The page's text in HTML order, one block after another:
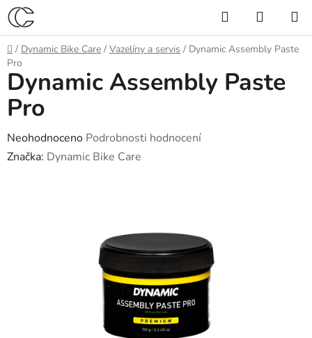
Přejít
na
obsah
Hledat
KOŠÍK
Domů
/ Dynamic Bike Care / Vazelíny a servis / Dynamic Assembly Paste
Pro
Dynamic Assembly Paste
Pro
Průměrné
hodnocení
Neohodnoceno Podrobnosti hodnocení
Značka: Dynamic Bike Care